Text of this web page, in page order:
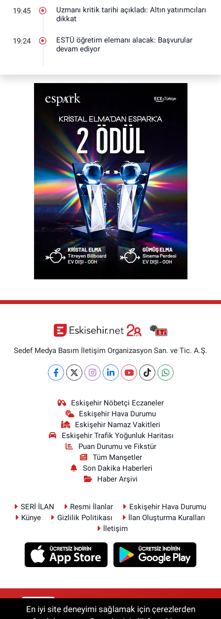
19:45
Uzmanı kritik tarihi açıkladı: Altın yatırımcıları
dikkat
19:24
ESTÜ öğretim elemanı alacak: Başvurular
devam ediyor
Sedef Medya Basım İletişim Organizasyon San. ve Tic. A.Ş.
Eskişehir Nöbetçi Eczaneler
Eskişehir Hava Durumu
Eskişehir Namaz Vakitleri
Eskişehir Trafik Yoğunluk Haritası
Puan Durumu ve Fikstür
Tüm Manşetler
Son Dakika Haberleri
Haber Arşivi
SERİ İLAN Resmi İlanlar
Eskişehir Hava Durumu
Künye
Gizlilik Politikası
İlan Oluşturma Kuralları
İletişim
RSS Copyright © 2026. Her hakkı saklıdır.
En iyi site deneyimi sağlamak için çerezlerden